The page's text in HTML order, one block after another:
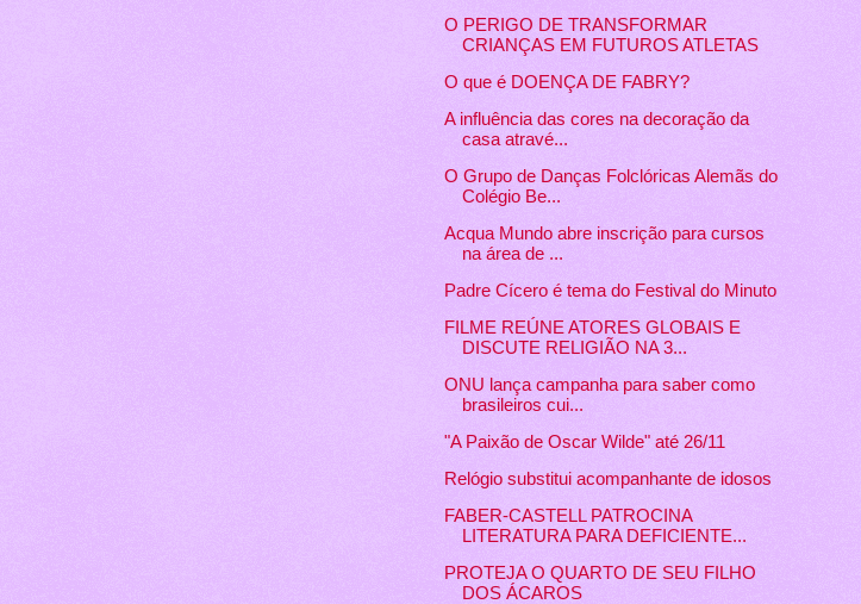
O PERIGO DE TRANSFORMAR
CRIANÇAS EM FUTUROS ATLETAS
O que é DOENÇA DE FABRY?
A influência das cores na decoração da
casa atravé...
O Grupo de Danças Folclóricas Alemãs do
Colégio Be...
Acqua Mundo abre inscrição para cursos
na área de ...
Padre Cícero é tema do Festival do Minuto
FILME REÚNE ATORES GLOBAIS E
DISCUTE RELIGIÃO NA 3...
ONU lança campanha para saber como
brasileiros cui...
"A Paixão de Oscar Wilde" até 26/11
Relógio substitui acompanhante de idosos
FABER-CASTELL PATROCINA
LITERATURA PARA DEFICIENTE...
PROTEJA O QUARTO DE SEU FILHO
DOS ÁCAROS